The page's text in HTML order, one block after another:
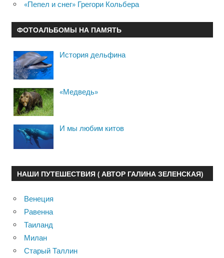
«Пепел и снег» Грегори Кольбера
ФОТОАЛЬБОМЫ НА ПАМЯТЬ
История дельфина
«Медведь»
И мы любим китов
НАШИ ПУТЕШЕСТВИЯ ( АВТОР ГАЛИНА ЗЕЛЕНСКАЯ)
Венеция
Равенна
Таиланд
Милан
Старый Таллин